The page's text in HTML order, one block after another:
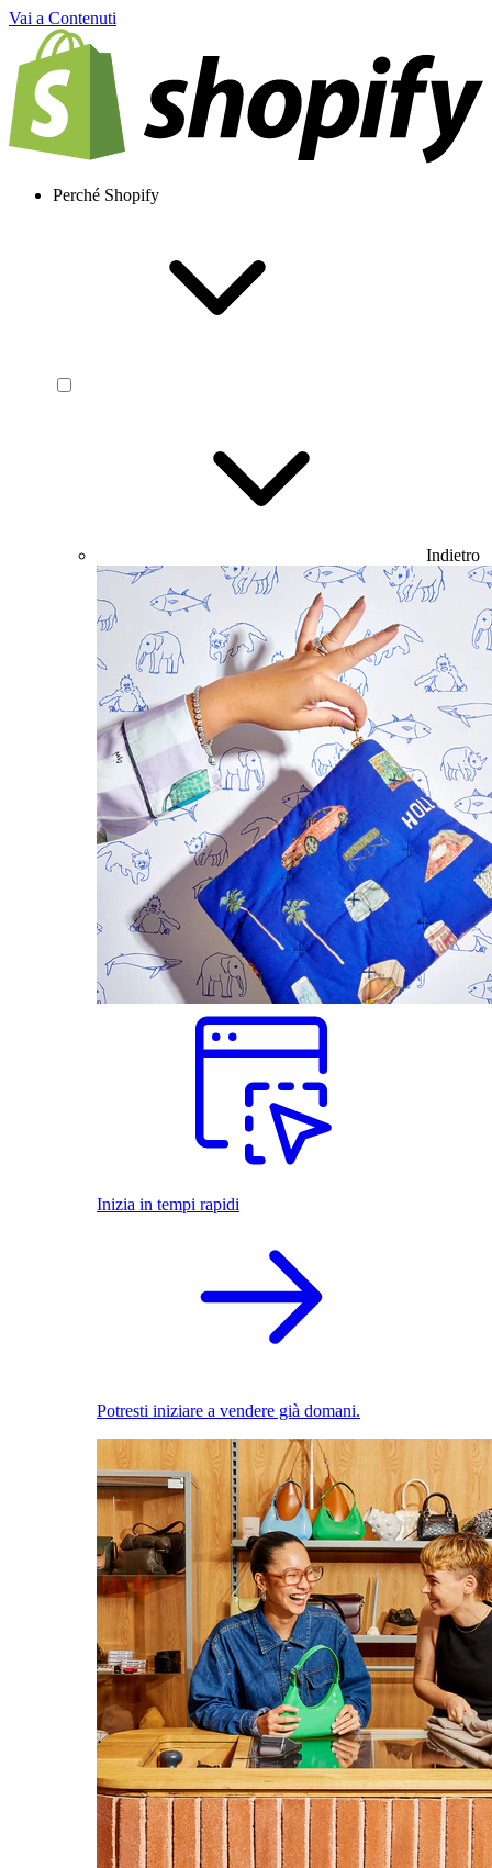
Vai a Contenuti
Perché Shopify
Indietro
Inizia in tempi rapidi
Potresti iniziare a vendere già domani.